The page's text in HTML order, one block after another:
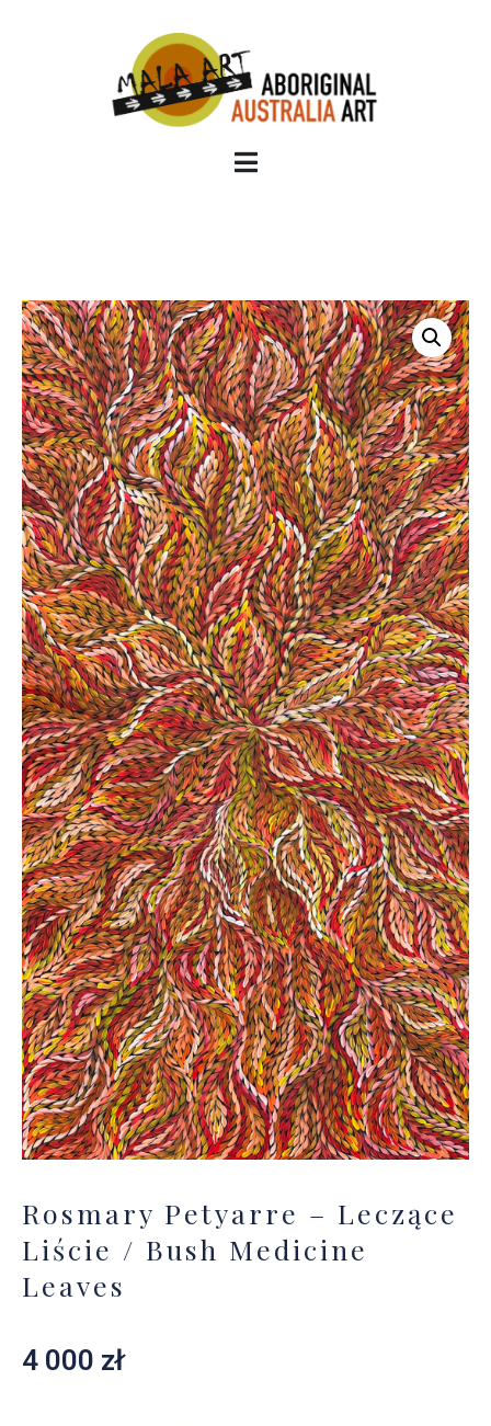
Rosmary Petyarre – Leczące
Liście / Bush Medicine
Leaves
4 000 zł